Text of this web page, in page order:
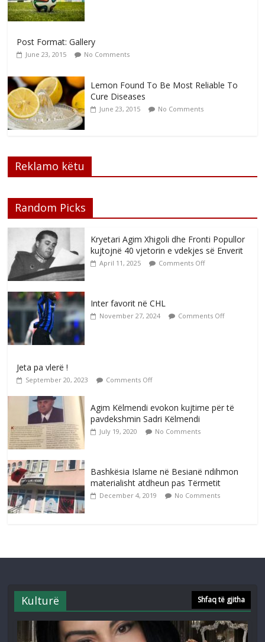
Post Format: Gallery
June 23, 2015 No Comments
Lemon Found To Be Most Reliable To
Cure Diseases
June 23, 2015 No Comments
Reklamo këtu
Random Picks
Kryetari Agim Xhigoli dhe Fronti Popullor
kujtojnë 40 vjetorin e vdekjes së Enverit
April 11, 2025 Comments Off
Inter favorit në CHL
November 27, 2024 Comments Off
Jeta pa vlerë !
September 20, 2023 Comments Off
Agim Këlmendi evokon kujtime për të
pavdekshmin Sadri Këlmendi
July 19, 2020 No Comments
Bashkësia Islame në Besianë ndihmon
materialisht atdheun pas Tërmetit
December 4, 2019 No Comments
Kulturë Shfaq të gjitha